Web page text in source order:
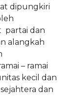
dipungkiri
partai dan
alangkah
– ramai
kecil dan
dan